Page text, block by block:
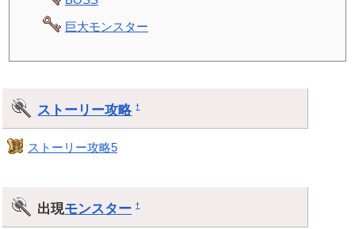
巨大モンスター
ストーリー攻略 †
ストーリー攻略5
出現モンスター †